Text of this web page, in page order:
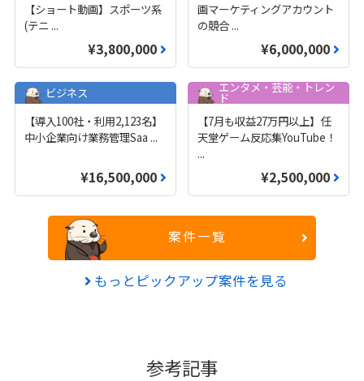
【ショート動画】スポーツ系
(テニ ...
¥3,800,000
画マーケティングアカウント
の競合...
¥6,000,000
ビジネス
【導入100社・利用2,123名】
中小企業向け業務管理Saa ...
¥16,500,000
エンタメ・芸能・トレン
ド
【7月も収益27万円以上】任
天堂ゲーム反応集YouTube！
...
¥2,500,000
案件一覧
もっとピックアップ案件を見る
参考記事